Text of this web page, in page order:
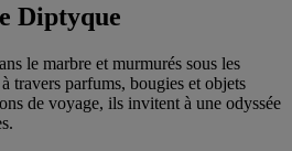
Diptyque
le marbre et murmurés sous les
travers parfums, bougies et objets
de voyage, ils invitent à une odyssée